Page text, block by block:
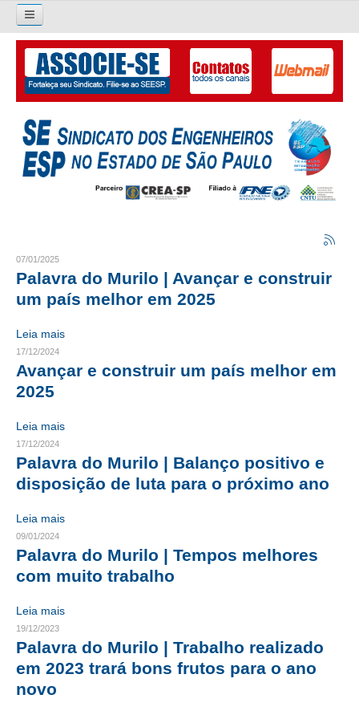
Pesquisar...
O SINDICATO
APRESENTAÇÃO
PALAVRA DO PRESIDENTE
LIVRO GESTÃO 2026-2029
ORGANOGRAMA
CRESCE BRASIL
CONSELHO TECNOLÓGICO
COMPOSIÇÃO
CONSELHOS ASSESSORES
PERSONALIDADES DA TECNOLOGIA
NÚCLEO DA MULHER ENGENHEIRA
TRANSPARÊNCIA
JURÍDICO
07/01/2025
Palavra do Murilo | Avançar e construir
um país melhor em 2025
Leia mais
17/12/2024
Avançar e construir um país melhor em
2025
Leia mais
17/12/2024
Palavra do Murilo | Balanço positivo e
disposição de luta para o próximo ano
Leia mais
09/01/2024
Palavra do Murilo | Tempos melhores
com muito trabalho
Leia mais
19/12/2023
Palavra do Murilo | Trabalho realizado
em 2023 trará bons frutos para o ano
novo